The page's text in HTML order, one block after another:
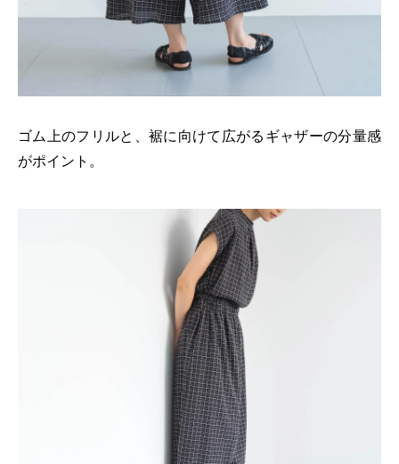
ゴム上のフリルと、裾に向けて広がるギャザーの分量感
がポイント。